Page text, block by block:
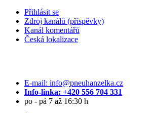
Přihlásit se
Zdroj kanálů (příspěvky)
Kanál komentářů
Česká lokalizace
E-mail: info@pneuhanzelka.cz
Info-linka: +420 556 704 331
po - pá 7 až 16:30 h